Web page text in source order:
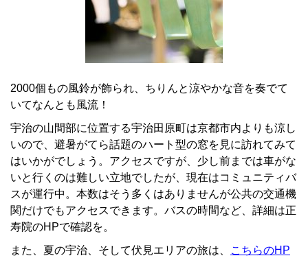
2000個もの風鈴が飾られ、ちりんと涼やかな音を奏でて
いてなんとも風流！
宇治の山間部に位置する宇治田原町は京都市内よりも涼し
いので、避暑がてら話題のハート型の窓を見に訪れてみて
はいかがでしょう。アクセスですが、少し前までは車がな
いと行くのは難しい立地でしたが、現在はコミュニティバ
スが運行中。本数はそう多くはありませんが公共の交通機
関だけでもアクセスできます。バスの時間など、詳細は正
寿院のHPで確認を。
また、夏の宇治、そして伏見エリアの旅は、
こちらのHP